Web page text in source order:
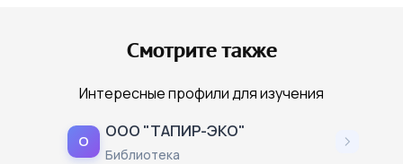
Смотрите также
Интересные профили для изучения
О
ООО "ТАПИР-ЭКО"
Библиотека